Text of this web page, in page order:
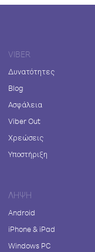
VIBER
Δυνατότητες
Blog
Ασφάλεια
Viber Out
Χρεώσεις
Υποστήριξη
ΛΉΨΗ
Android
iPhone & iPad
Windows PC